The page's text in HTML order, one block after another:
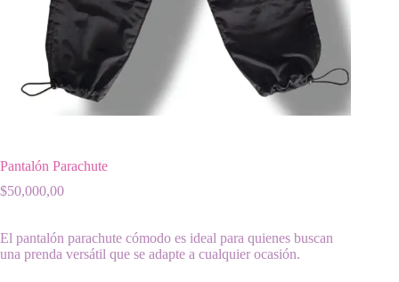
Pantalón Parachute
$50,000,00
El pantalón parachute cómodo es ideal para quienes buscan
una prenda versátil que se adapte a cualquier ocasión.